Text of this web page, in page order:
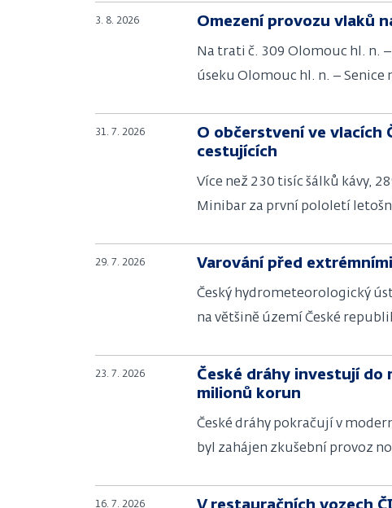
3. 8. 2026 Omezení provozu vlaků
Na trati č. 309 Olomouc hl. n.
úseku Olomouc hl. n. – Senice
31. 7. 2026
O občerstvení ve vlacích
cestujících
Více než 230 tisíc šálků kávy,
Minibar za první pololetí
29. 7. 2026 Varování před
Český hydrometeorologický
na většině území České
23. 7. 2026
České dráhy investují do
milionů korun
České dráhy pokračují v
byl zahájen zkušební provoz
16. 7. 2026